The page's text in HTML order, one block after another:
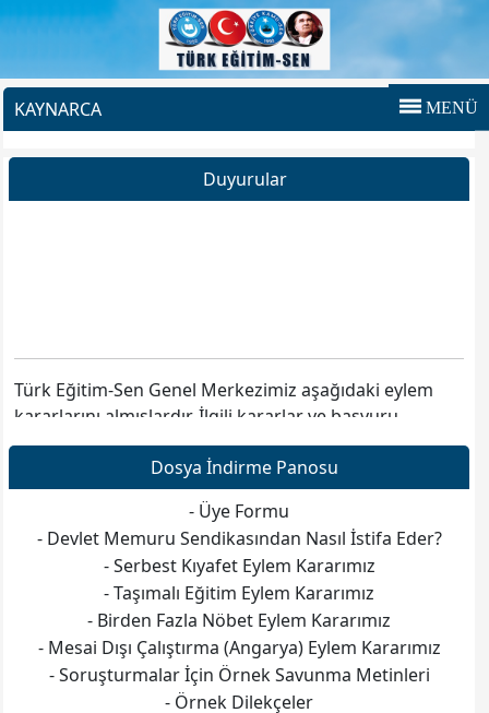
MENÜ
KAYNARCA
Duyurular
Türk Eğitim-Sen Genel Merkezimiz aşağıdaki eylem
kararlarını almışlardır. İlgili kararlar ve başvuru
bölümündedir.
1-Serbest Kıyafet Eylem Kararı,
2-Mesai Saatleri Dışındaki Angarya Görevleri Yerine
Getirmeme Eylem Kararı,
3-Tam Gün Eğitim Yapan Okullarda Öğle Arası Nöbet
Tutmama Eylem Karar,
4-Öğrencilerin Özel Servis veya Taşımalı Eğitim
Kapsamında Taşıma Servisi İle Geldikleri Okullarda
Nöbetçi Öğretmenlere Servislerle İlgili Angarya
Görevleri Yerine Getirmeme Eylem Kararı,
Dosya İndirme Panosu
- Üye Formu
- Devlet Memuru Sendikasından Nasıl İstifa Eder?
- Serbest Kıyafet Eylem Kararımız
- Taşımalı Eğitim Eylem Kararımız
- Birden Fazla Nöbet Eylem Kararımız
- Mesai Dışı Çalıştırma (Angarya) Eylem Kararımız
- Soruşturmalar İçin Örnek Savunma Metinleri
- Örnek Dilekçeler